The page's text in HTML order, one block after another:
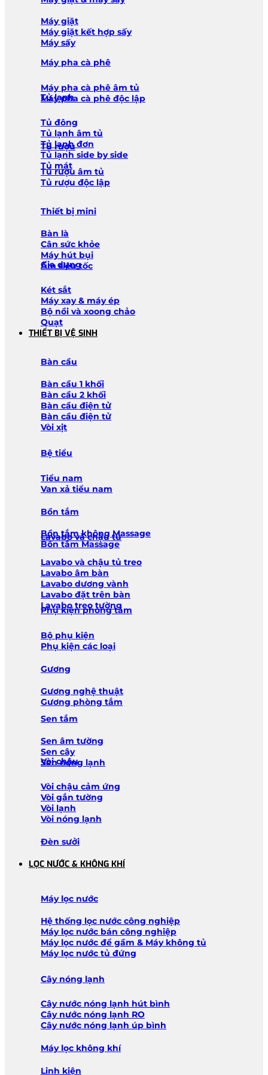
Máy giặt
Máy giặt kết hợp sấy
Máy sấy
Máy pha cà phê
Máy pha cà phê âm tủ
Máy pha cà phê độc lập
Tủ lạnh
Tủ đông
Tủ lạnh âm tủ
Tủ lạnh đơn
Tủ lạnh side by side
Tủ mát
Tủ rượu
Tủ rượu âm tủ
Tủ rượu độc lập
Thiết bị mini
Bàn là
Cân sức khỏe
Máy hút bụi
Ấm siêu tốc
Gia dụng
Két sắt
Máy xay & máy ép
Bộ nồi và xoong chảo
Quạt
THIẾT BỊ VỆ SINH
Bàn cầu
Bàn cầu 1 khối
Bàn cầu 2 khối
Bàn cầu điện tử
Bàn cầu điện tử
Vòi xịt
Bệ tiểu
Tiểu nam
Van xả tiểu nam
Bồn tắm
Bồn tắm không Massage
Bồn tắm Massage
Lavabo và chậu tủ
Lavabo và chậu tủ treo
Lavabo âm bàn
Lavabo dương vành
Lavabo đặt trên bàn
Lavabo treo tường
Phụ kiện phòng tắm
Bộ phụ kiện
Phụ kiện các loại
Gương
Gương nghệ thuật
Gương phòng tắm
Sen tắm
Sen âm tường
Sen cây
Sen nóng lạnh
Vòi chậu
Vòi chậu cảm ứng
Vòi gắn tường
Vòi lạnh
Vòi nóng lạnh
Đèn sưởi
LỌC NƯỚC & KHÔNG KHÍ
Máy lọc nước
Hệ thống lọc nước công nghiệp
Máy lọc nước bán công nghiệp
Máy lọc nước để gầm & Máy không tủ
Máy lọc nước tủ đứng
Cây nóng lạnh
Cây nước nóng lạnh hút bình
Cây nước nóng lạnh RO
Cây nước nóng lạnh úp bình
Máy lọc không khí
Linh kiện